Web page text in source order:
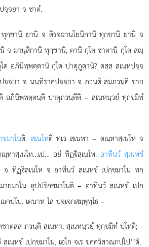
จฺจยา จ ชาตํ.
กฺขานิ ยานิ จ ติรจฺฉานโยนิกานิ ทุกฺขานิ ยานิ จ
จ มานุสิกานิ ทุกฺขานิ, ตานิ กุโต ชาตานิ กุโต สฺ
ต อภินิพฺพตฺตานิ กุโต ปาตุภูตานิ? ตสฺส สฺเนหปจฺจ
จยา จ นนฺทิราคปจฺจยา จ ภวนฺติ สมฺภวนฺติ ชาย
ภินิพฺพตฺตนฺติ ปาตุภวนฺตีติ – สฺเนหนฺวยํ ทุกฺขมิทํ
มาโนติ. สฺเนโหติ ทฺเว สฺเนหา – ตณฺหาสฺเนโห จ
หาสฺเนโห…เป… อยํ ทิฏฺิสฺเนโห. อาทีนวํ สฺเนหชํ
จ ทิฏฺิสฺเนโห จ อาทีนวํ สฺเนหชํ เปกฺขมาโน ทกฺ
ายมาโน อุปปริกฺขมาโนติ – อาทีนวํ สฺเนหชํ เปกฺ
กปฺโป. เตนาห โส ปจฺเจกสมฺพุทฺโธ –
ชาตสฺส ภวนฺติ สฺเนหา, สฺเนหนฺวยํ ทุกฺขมิทํ ปโหติ;
สฺเนหชํ เปกฺขมาโน, เอโก จเร ขคฺควิสาณกปฺโป’’ติ.